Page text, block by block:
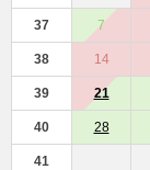
37 7
38 14
39 21
40 28
41